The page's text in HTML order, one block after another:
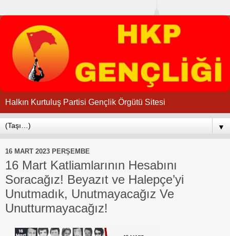
Halkın Kurtuluş Partisi Gençlik Örgütü Sitesi
▼
16 MART 2023 PERŞEMBE
16 Mart Katliamlarının Hesabını
Soracağız! Beyazıt ve Halepçe’yi
Unutmadık, Unutmayacağız Ve
Unutturmayacağız!